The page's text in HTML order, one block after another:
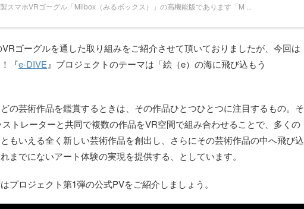
スマホVRゴーグル「Milbox（みるボックス）」の高機能版であります「M ...
ゴーグルを通した取り組みをご紹介させて頂いておりましたが、今回は
『e-DIVE 』プロジェクトのテーマは「絵（e）の海に飛び込もう
の芸術作品を鑑賞するときは、その作品ひとつひとつに注目するもの。そ
トレーターと共同で複数の作品をVR空間で組み合わせることで、多くの
もいえる全く新しい芸術作品を創出し、さらにその芸術作品の中へ飛び込
でにないアート体験の実現を提供する、としています。
プロジェクト第1弾の公式PVをご紹介しましょう。